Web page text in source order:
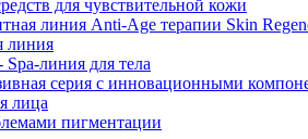
для чувствительной кожи
линия Anti-Age терапии Skin
линия
Spa-линия для тела
серия с инновационными
лица
пигментации